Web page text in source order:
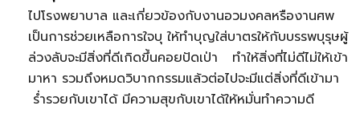
ไปโรงพยาบาล และเกี่ยวข้องกับงานอวมงคลหรืองานศพ
เป็นการช่วยเหลือการใจบุ ให้ทำบุญใส่บาตรให้กับบรรพบุรุษผู้
ล่วงลับจะมีสิ่งที่ดีเกิดขึ้นคอยปัดเป่า ทำให้สิ่งที่ไม่ดีไม่ให้เข้า
มาหา รวมถึงหมดวิบากกรรมแล้วต่อไปจะมีแต่สิ่งที่ดีเข้ามา
ร่ำรวยกับเขาได้ มีความสุขกับเขาได้ให้หมั่นทำความดี